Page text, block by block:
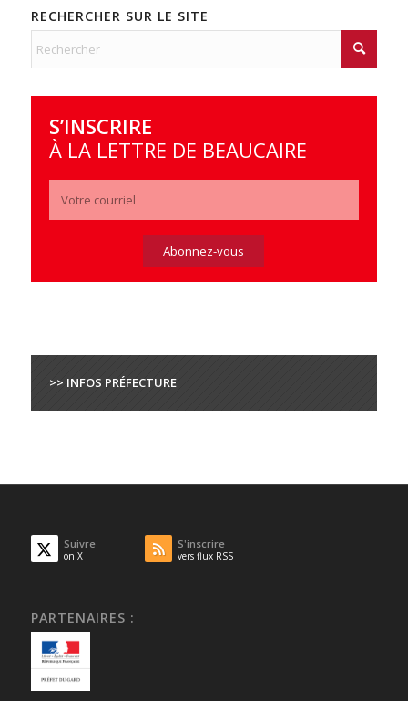
RECHERCHER SUR LE SITE
S’INSCRIRE
À LA LETTRE DE BEAUCAIRE
>> INFOS PRÉFECTURE
Suivre
on X
S'inscrire
vers flux RSS
PARTENAIRES :